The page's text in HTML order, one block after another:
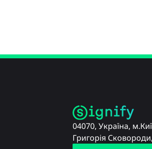
04070, Україна,
Григорія